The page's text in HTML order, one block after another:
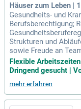
Häuser zum Leben |
Gesundheits- und
Berufsberechtigung;
Strukturen und
sowie Freude an
Flexible
Dringend gesucht |
mehr erfahren